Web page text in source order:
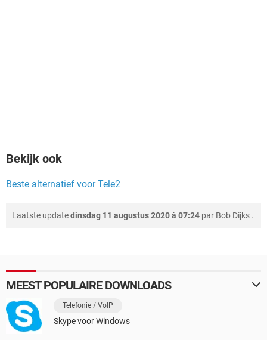
Bekijk ook
Beste alternatief voor Tele2
Laatste updatedinsdag 11 augustus 2020 à 07:24 par Bob Dijks .
MEEST POPULAIRE DOWNLOADS
Telefonie / VoIP
Skype voor Windows